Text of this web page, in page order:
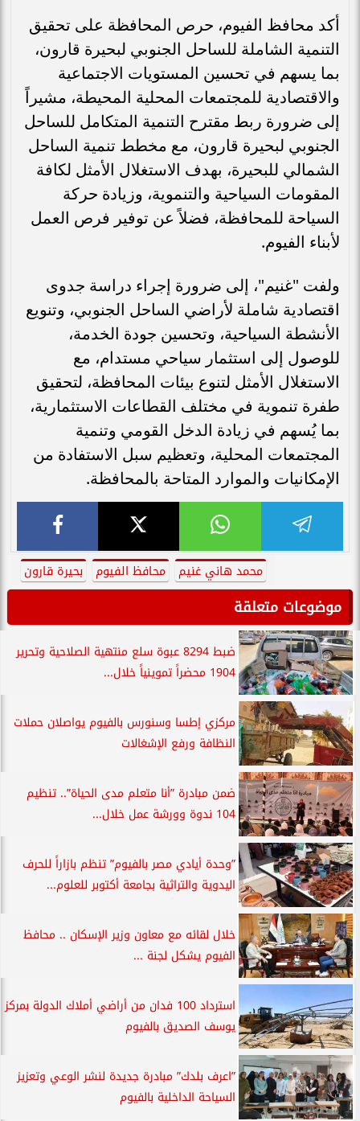
أكد محافظ الفيوم، حرص المحافظة على تحقيق
التنمية الشاملة للساحل الجنوبي لبحيرة قارون،
بما يسهم في تحسين المستويات الاجتماعية
والاقتصادية للمجتمعات المحلية المحيطة، مشيراً
إلى ضرورة ربط مقترح التنمية المتكامل للساحل
الجنوبي لبحيرة قارون، مع مخطط تنمية الساحل
الشمالي للبحيرة، بهدف الاستغلال الأمثل لكافة
المقومات السياحية والتنموية، وزيادة حركة
السياحة للمحافظة، فضلاً عن توفير فرص العمل
لأبناء الفيوم.
ولفت "غنيم"، إلى ضرورة إجراء دراسة جدوى
اقتصادية شاملة لأراضي الساحل الجنوبي، وتنويع
الأنشطة السياحية، وتحسين جودة الخدمة،
للوصول إلى استثمار سياحي مستدام، مع
الاستغلال الأمثل لتنوع بيئات المحافظة، لتحقيق
طفرة تنموية في مختلف القطاعات الاستثمارية،
بما يُسهم في زيادة الدخل القومي وتنمية
المجتمعات المحلية، وتعظيم سبل الاستفادة من
الإمكانيات والموارد المتاحة بالمحافظة.
محمد هاني غنيم محافظ الفيوم بحيرة قارون
موضوعات متعلقة
ضبط 8294 عبوة سلع منتهية الصلاحية وتحرير
1904 محضراً تموينياً خلال...
مركزي إطسا وسنورس بالفيوم يواصلان حملات
النظافة ورفع الإشغالات
ضمن مبادرة ”أنا متعلم مدى الحياة”.. تنظيم
104 ندوة وورشة عمل خلال...
”وحدة أيادي مصر بالفيوم” تنظم بازاراً للحرف
اليدوية والتراثية بجامعة أكتوبر للعلوم...
خلال لقائه مع معاون وزير الإسكان .. محافظ
الفيوم يشكل لجنة ...
استرداد 100 فدان من أراضي أملاك الدولة بمركز
يوسف الصديق بالفيوم
”اعرف بلدك” مبادرة جديدة لنشر الوعي وتعزيز
السياحة الداخلية بالفيوم